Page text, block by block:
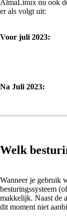
AlmaLinux nu ook
er als volgt uit:
Voor juli 2023:
Na Juli 2023:
Welk
Wanneer je gebruik
besturingssysteem
makkelijk. Naast de
dit moment niet